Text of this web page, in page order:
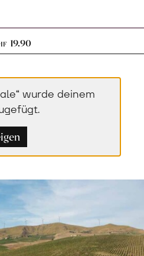
19.90
wurde deinem